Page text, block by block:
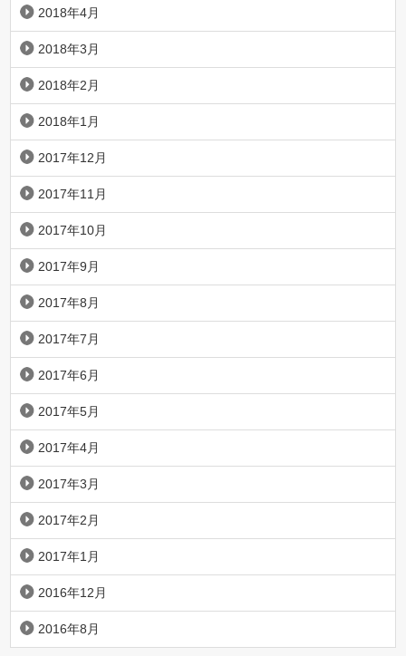
2018年4月
2018年3月
2018年2月
2018年1月
2017年12月
2017年11月
2017年10月
2017年9月
2017年8月
2017年7月
2017年6月
2017年5月
2017年4月
2017年3月
2017年2月
2017年1月
2016年12月
2016年8月